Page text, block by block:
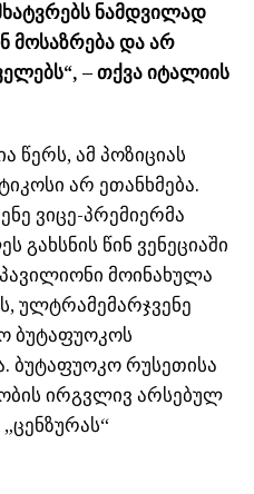
ნამდვილად
მოსაზრება და არ
– თქვა იტალიის
ამ პოზიციას
არ ეთანხმება.
ვიცე-პრემიერმა
გახსნის წინ ვენეციაში
მოინახულა
ულტრამემარჯვენე
ბუტაფუოკოს
ბუტაფუოკო რუსეთისა
ირგვლივ არსებულ